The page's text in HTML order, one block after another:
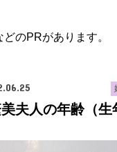
のPRがあります。
夫人の年齢（生